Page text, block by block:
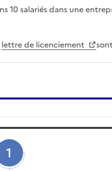
salariés dans une
lettre de licenciement